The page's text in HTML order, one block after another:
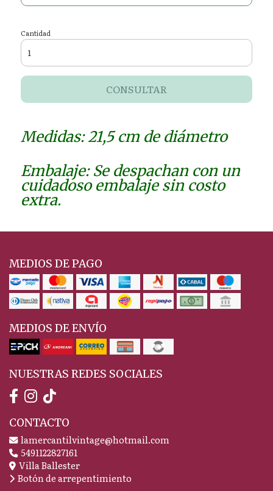
Cantidad
CONSULTAR
Medidas: 21,5 cm de diámetro
Embalaje: Se despachan con un
cuidadoso embalaje sin costo
extra.
MEDIOS DE PAGO
MEDIOS DE ENVÍO
NUESTRAS REDES SOCIALES
CONTACTO
lamercantilvintage@hotmail.com
5491122827161
Villa Ballester
Botón de arrepentimiento